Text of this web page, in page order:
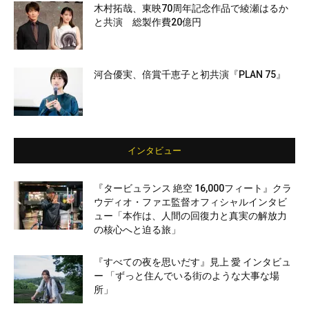
木村拓哉、東映70周年記念作品で綾瀬はるか
と共演 総製作費20億円
河合優実、倍賞千恵子と初共演『PLAN 75』
インタビュー
『タービュランス 絶空 16,000フィート』クラ
ウディオ・ファエ監督オフィシャルインタビ
ュー「本作は、人間の回復力と真実の解放力
の核心へと迫る旅」
『すべての夜を思いだす』見上 愛 インタビュ
ー 「ずっと住んでいる街のような大事な場
所」